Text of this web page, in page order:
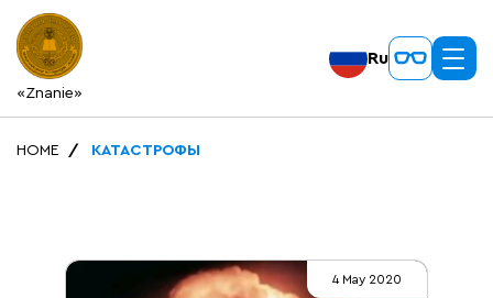
«Znanie»
Ru
HOME КАТАСТРОФЫ
4 May 2020